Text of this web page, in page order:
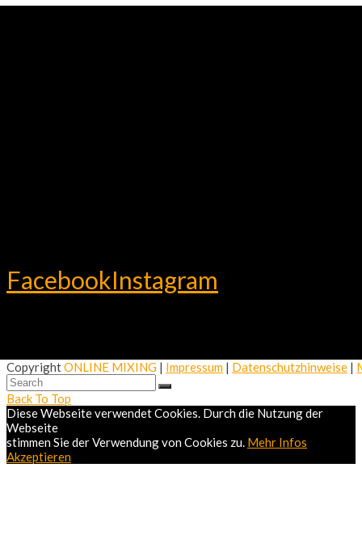
FacebookInstagram
CopyrightONLINE MIXING | Impressum | Datenschutzhinweise |
Back To Top
Diese Webseite verwendet Cookies. Durch die Nutzung der
Webseite
stimmen Sie der Verwendung von Cookies zu. Mehr Infos
Akzeptieren